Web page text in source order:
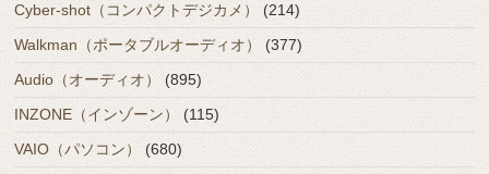
Cyber-shot（コンパクトデジカメ）
(214)
Walkman（ポータブルオーディオ）
(377)
Audio（オーディオ）
(895)
INZONE（インゾーン）
(115)
VAIO（パソコン）
(680)